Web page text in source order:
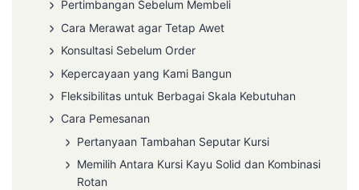
Pertimbangan Sebelum Membeli
Cara Merawat agar Tetap Awet
Konsultasi Sebelum Order
Kepercayaan yang Kami Bangun
Fleksibilitas untuk Berbagai Skala Kebutuhan
Cara Pemesanan
Pertanyaan Tambahan Seputar Kursi
Memilih Antara Kursi Kayu Solid dan Kombinasi
Rotan